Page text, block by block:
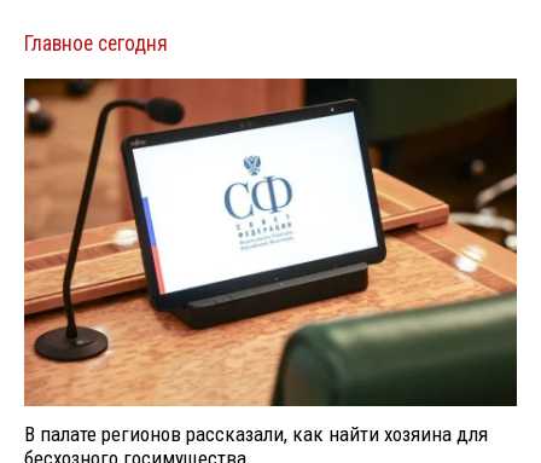
Главное сегодня
В палате регионов рассказали, как найти хозяина для